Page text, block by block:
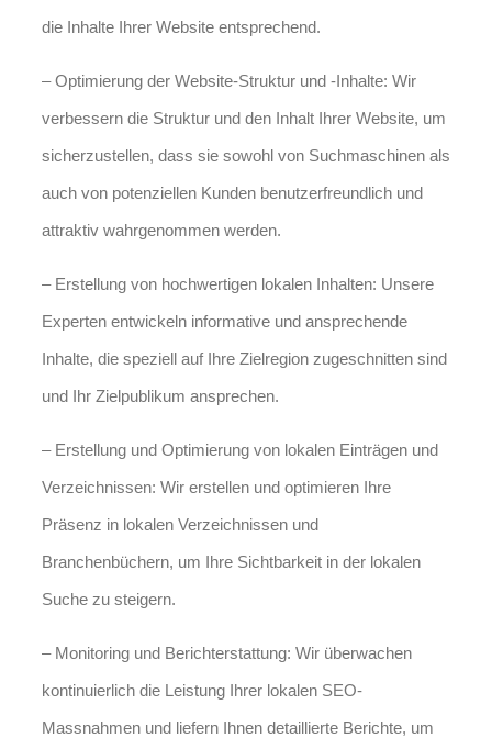
die Inhalte Ihrer Website entsprechend.
– Optimierung der Website-Struktur und -Inhalte: Wir
verbessern die Struktur und den Inhalt Ihrer Website, um
sicherzustellen, dass sie sowohl von Suchmaschinen als
auch von potenziellen Kunden benutzerfreundlich und
attraktiv wahrgenommen werden.
– Erstellung von hochwertigen lokalen Inhalten: Unsere
Experten entwickeln informative und ansprechende
Inhalte, die speziell auf Ihre Zielregion zugeschnitten sind
und Ihr Zielpublikum ansprechen.
– Erstellung und Optimierung von lokalen Einträgen und
Verzeichnissen: Wir erstellen und optimieren Ihre
Präsenz in lokalen Verzeichnissen und
Branchenbüchern, um Ihre Sichtbarkeit in der lokalen
Suche zu steigern.
– Monitoring und Berichterstattung: Wir überwachen
kontinuierlich die Leistung Ihrer lokalen SEO-
Massnahmen und liefern Ihnen detaillierte Berichte, um